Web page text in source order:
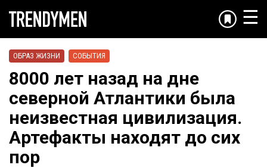
☰
ОБРАЗ ЖИЗНИ СОБЫТИЯ
8000 лет назад на дне
северной Атлантики была
неизвестная цивилизация.
Артефакты находят до сих
пор